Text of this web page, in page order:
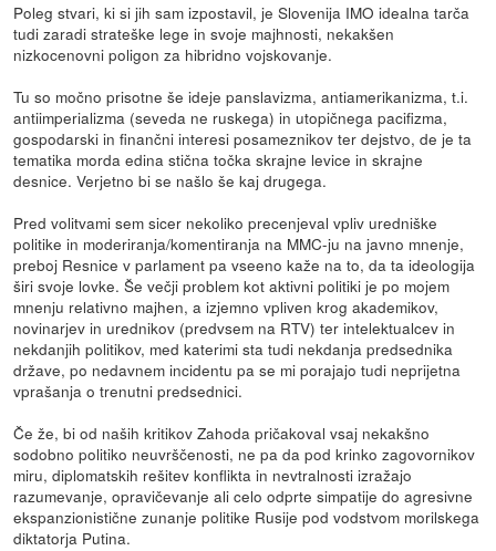
Poleg stvari, ki si jih sam izpostavil, je Slovenija IMO idealna tarča
tudi zaradi strateške lege in svoje majhnosti, nekakšen
nizkocenovni poligon za hibridno vojskovanje.
Tu so močno prisotne še ideje panslavizma, antiamerikanizma, t.i.
antiimperializma (seveda ne ruskega) in utopičnega pacifizma,
gospodarski in finančni interesi posameznikov ter dejstvo, de je ta
tematika morda edina stična točka skrajne levice in skrajne
desnice. Verjetno bi se našlo še kaj drugega.
Pred volitvami sem sicer nekoliko precenjeval vpliv uredniške
politike in moderiranja/komentiranja na MMC-ju na javno mnenje,
preboj Resnice v parlament pa vseeno kaže na to, da ta ideologija
širi svoje lovke. Še večji problem kot aktivni politiki je po mojem
mnenju relativno majhen, a izjemno vpliven krog akademikov,
novinarjev in urednikov (predvsem na RTV) ter intelektualcev in
nekdanjih politikov, med katerimi sta tudi nekdanja predsednika
države, po nedavnem incidentu pa se mi porajajo tudi neprijetna
vprašanja o trenutni predsednici.
Če že, bi od naših kritikov Zahoda pričakoval vsaj nekakšno
sodobno politiko neuvrščenosti, ne pa da pod krinko zagovornikov
miru, diplomatskih rešitev konflikta in nevtralnosti izražajo
razumevanje, opravičevanje ali celo odprte simpatije do agresivne
ekspanzionistične zunanje politike Rusije pod vodstvom morilskega
diktatorja Putina.